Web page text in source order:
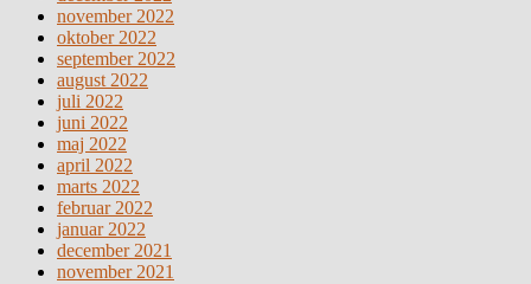
november 2022
oktober 2022
september 2022
august 2022
juli 2022
juni 2022
maj 2022
april 2022
marts 2022
februar 2022
januar 2022
december 2021
november 2021